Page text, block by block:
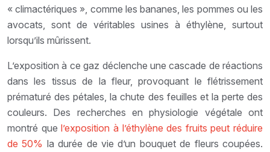
« climactériques », comme les bananes, les pommes ou les
avocats, sont de véritables usines à éthylène, surtout
lorsqu’ils mûrissent.
L’exposition à ce gaz déclenche une cascade de réactions
dans les tissus de la fleur, provoquant le flétrissement
prématuré des pétales, la chute des feuilles et la perte des
couleurs. Des recherches en physiologie végétale ont
montré quel’exposition à l’éthylène des fruits peut réduire
de 50% la durée de vie d’un bouquet de fleurs coupées.